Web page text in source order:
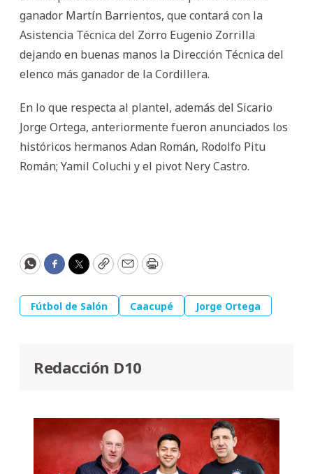
ganador Martín Barrientos, que contará con la
Asistencia Técnica del Zorro Eugenio Zorrilla
dejando en buenas manos la Dirección Técnica del
elenco más ganador de la Cordillera.
En lo que respecta al plantel, además del Sicario
Jorge Ortega, anteriormente fueron anunciados los
históricos hermanos Adan Román, Rodolfo Pitu
Román; Yamil Coluchi y el pivot Nery Castro.
WhatsApp
Facebook
Twitter
CopyEmailPrint
Fútbol de Salón Caacupé Jorge Ortega
Redacción D10